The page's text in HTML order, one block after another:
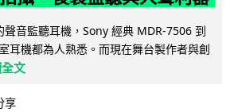
聲音監聽耳機，Sony 經典 MDR-7506 到
耳機都為人熟悉。而現在舞台製作者與創
文
享